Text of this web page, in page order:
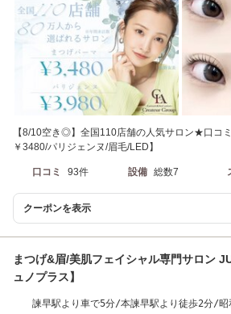
【8/10空き◎】全国110店舗の人気サロン★口コ
￥3480/パリジェンヌ/眉毛/LED】
口コミ 93件 設備 総数7
クーポンを表示
まつげ&眉/美肌フェイシャル専門サロン
ュノプラス】
諫早駅より車で5分/本諫早駅より徒歩2分/